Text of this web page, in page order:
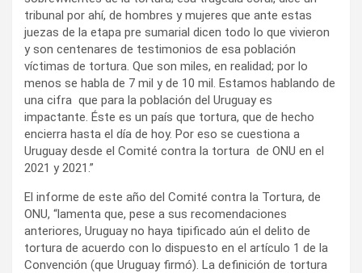
tribunal por ahí, de hombres y mujeres que ante estas
juezas de la etapa pre sumarial dicen todo lo que vivieron
y son centenares de testimonios de esa población
víctimas de tortura. Que son miles, en realidad; por lo
menos se habla de 7 mil y de 10 mil. Estamos hablando de
una cifra que para la población del Uruguay es
impactante. Éste es un país que tortura, que de hecho
encierra hasta el día de hoy. Por eso se cuestiona a
Uruguay desde el Comité contra la tortura de ONU en el
2021 y 2021.”
El informe de este año del Comité contra la Tortura, de
ONU, “lamenta que, pese a sus recomendaciones
anteriores, Uruguay no haya tipificado aún el delito de
tortura de acuerdo con lo dispuesto en el artículo 1 de la
Convención (que Uruguay firmó). La definición de tortura